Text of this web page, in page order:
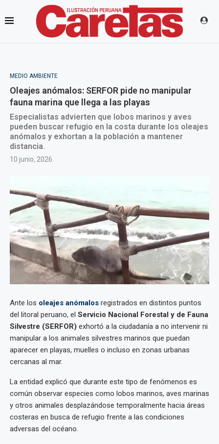
MEDIO AMBIENTE
Oleajes anómalos: SERFOR pide no manipular
fauna marina que llega a las playas
Especialistas advierten que lobos marinos y aves
pueden buscar refugio en la costa durante los oleajes
anómalos y exhortan a la población a mantener
distancia.
10 junio, 2026
Ante los oleajes anómalos registrados en distintos puntos
del litoral peruano, el Servicio Nacional Forestal y de Fauna
Silvestre (SERFOR) exhortó a la ciudadanía a no intervenir ni
manipular a los animales silvestres marinos que puedan
aparecer en playas, muelles o incluso en zonas urbanas
cercanas al mar.
La entidad explicó que durante este tipo de fenómenos es
común observar especies como lobos marinos, aves marinas
y otros animales desplazándose temporalmente hacia áreas
costeras en busca de refugio frente a las condiciones
adversas del océano.